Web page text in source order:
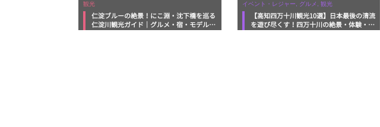
観光
仁淀ブルーの絶景！にこ淵・沈下橋を巡る
仁淀川観光ガイド｜グルメ・宿・モデルコ
イベント・レジャー, グルメ, 観光
【高知四万十川観光10選】日本最後の清流
を遊び尽くす！四万十川の絶景・体験・グ